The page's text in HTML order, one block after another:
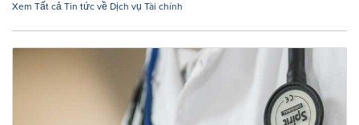
Xem Tất cả Tin tức về Dịch vụ Tài chính